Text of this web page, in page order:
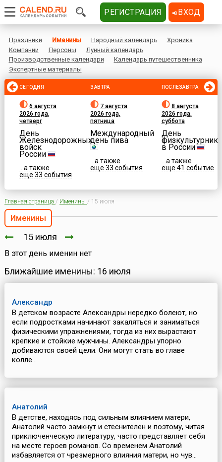
Праздники Именины Народный календарь
Хроника
Компании
Персоны
Лунный календарь
Производственные календари
Календарь путешественника
Экспертные материалы
СЕГОДНЯ
6 августа
2026 года,
четверг
День
Железнодорожных
войск
России
...а также
еще 33 события
ЗАВТРА
7 августа
2026 года,
пятница
Международный
день пива
...а также
еще 33 события
ПОСЛЕЗАВТРА
8 августа
2026 года,
суббота
День
физкультурника
в России
...а также
еще 41 событие
Главная страница / Именины / 15 июля
Именины
15 июля
В этот день именин нет
Ближайшие именины: 16 июля
Александр
В детском возрасте Александры нередко болеют, но
если подростками начинают закаляться и заниматься
физическими упражнениями, тогда из них вырастают
крепкие и стойкие мужчины. Александры упорно
добиваются своей цели. Они могут стать во главе
колле...
Анатолий
В детстве, находясь под сильным влиянием матери,
Анатолий часто замкнут и стеснителен и поэтому, читая
приключенческую литературу, часто представляет себя
на месте героев романов. Со временем Анатолий
избавляется от чрезмерного влияния матери, но чув...
РЕГИСТРАЦИЯ ВХОД